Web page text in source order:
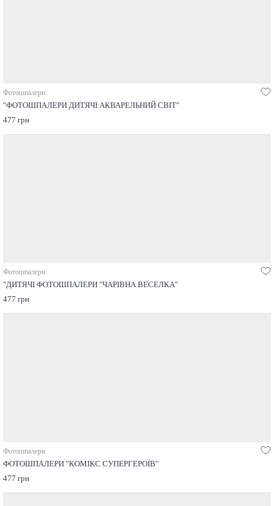
Фотошпалери
"ФОТОШПАЛЕРИ ДИТЯЧІ АКВАРЕЛЬНИЙ СВІТ"
477 грн
Фотошпалери
"ДИТЯЧІ ФОТОШПАЛЕРИ "ЧАРІВНА ВЕСЕЛКА"
477 грн
Фотошпалери
ФОТОШПАЛЕРИ "КОМІКС СУПЕРГЕРОЇВ"
477 грн